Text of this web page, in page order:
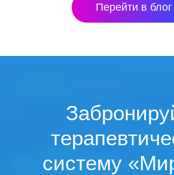
Перейти в блог
систему